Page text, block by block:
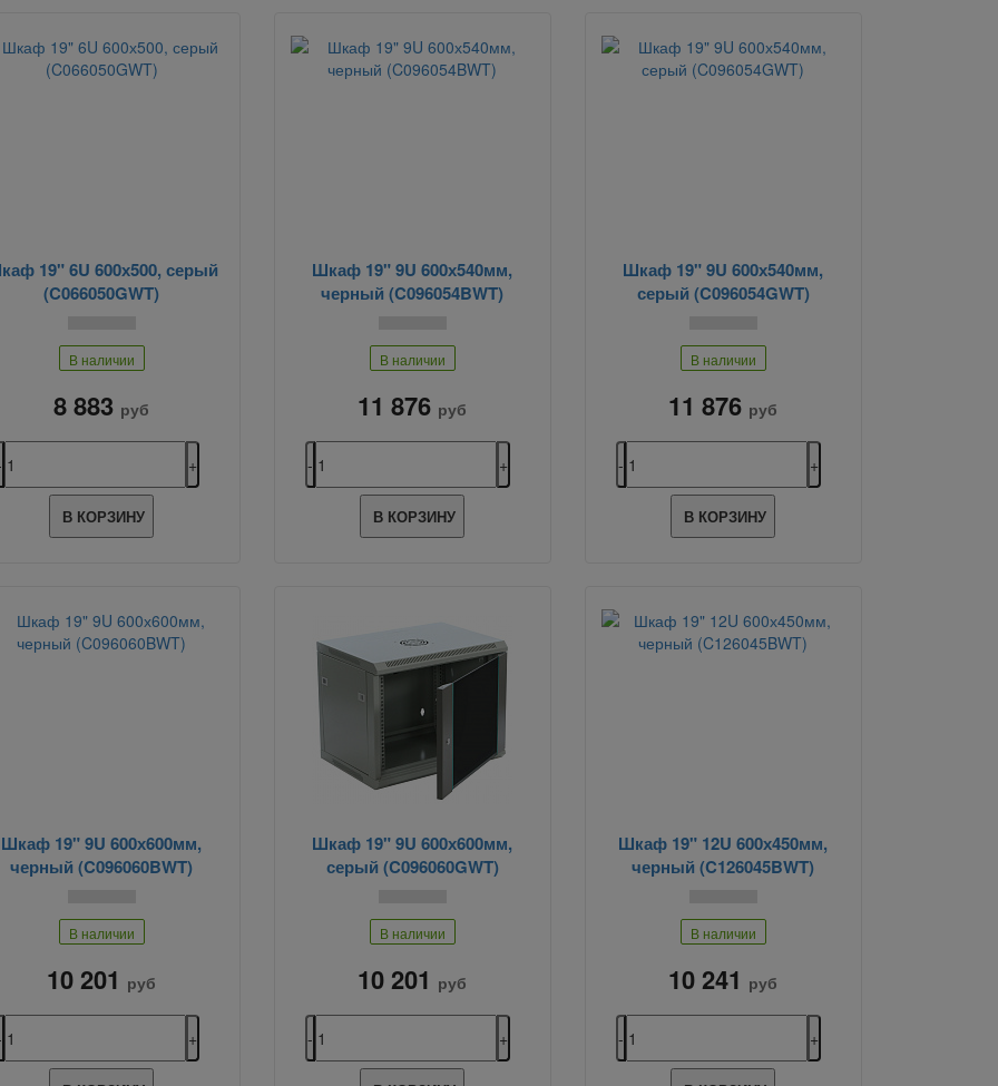
19" 6U 600х500, серый
(C066050GWT)
В наличии
8 883 руб
В КОРЗИНУ
Шкаф 19" 9U 600х540мм,
черный (C096054BWT)
В наличии
11 876 руб
В КОРЗИНУ
Шкаф 19" 9U 600х540мм,
серый (C096054GWT)
В наличии
11 876 руб
В КОРЗИНУ
Шкаф 19" 9U 600х600мм,
черный (C096060BWT)
В наличии
10 201 руб
Шкаф 19" 9U 600х600мм,
серый (C096060GWT)
В наличии
10 201 руб
Шкаф 19" 12U 600х450мм,
черный (C126045BWT)
В наличии
10 241 руб